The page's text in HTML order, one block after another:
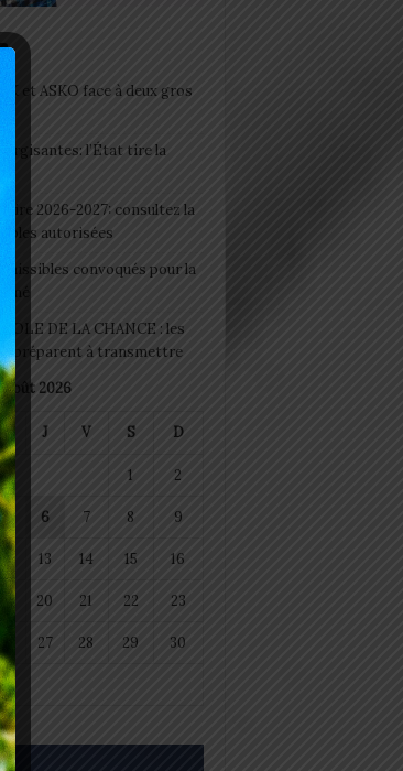
et ASKO face à deux gros
l’État tire la
2026-2027: consultez la
autorisées
convoqués pour la
DE LA CHANCE : les
préparent à transmettre
août 2026
M J V S D
1 2
6 7 8 9
12 13 14 15 16
20 21 22 23
27 28 29 30